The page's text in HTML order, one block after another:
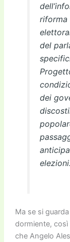
riforma
del
dei
Ma se si guarda
dormiente, così
che Angelo